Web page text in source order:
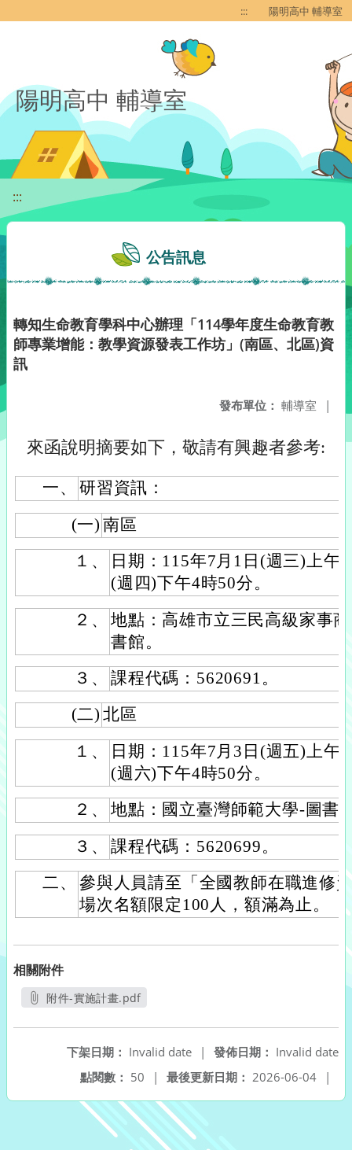
::: 陽明高中 輔導室
陽明高中 輔導室
:::
公告訊息
轉知生命教育學科中心辦理「114學年度生命教育教
師專業增能：教學資源發表工作坊」(南區、北區)資
訊
發布單位： 輔導室 |
來函說明摘要如下，敬請有興趣者參考:
一、
研習資訊：
(一) 南區
１、
日期：115年7月1日(週三)上午
(週四)下午4時50分。
２、
地點：高雄市立三民高級家事
書館。
３、
課程代碼：5620691。
(二) 北區
１、
日期：115年7月3日(週五)上午
(週六)下午4時50分。
２、
地點：國立臺灣師範大學-圖書
３、
課程代碼：5620699。
二、
參與人員請至「全國教師在職進修
場次名額限定100人，額滿為止。
相關附件
附件-實施計畫.pdf
發佈日期： Invalid date
下架日期： Invalid date
|
最後更新日期： 2026-06-04 |
點閱數： 50 |